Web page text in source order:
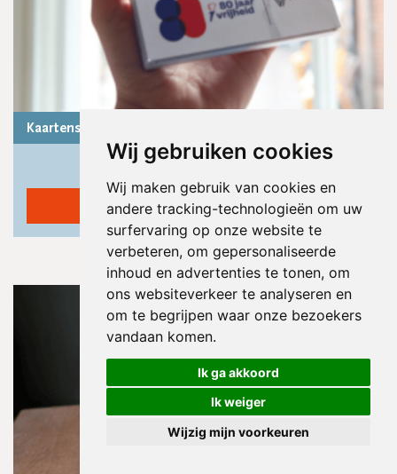
Wij gebruiken cookies
Wij maken gebruik van cookies en
andere tracking-technologieën om uw
surfervaring op onze website te
verbeteren, om gepersonaliseerde
inhoud en advertenties te tonen, om
ons websiteverkeer te analyseren en
om te begrijpen waar onze bezoekers
vandaan komen.
Ik ga akkoord
Ik weiger
Wijzig mijn voorkeuren
Kaartenset met citaten van Etty Hillesum
€ 17,95
In winkelmand